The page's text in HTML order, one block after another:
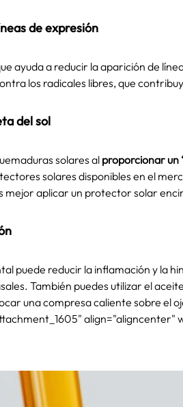
de expresión
ayuda a reducir la aparición de
los radicales libres, que
del sol
solares al proporcionar un
solares disponibles en el
mejor aplicar un protector solar
puede reducir la inflamación y la
También puedes utilizar el
una compresa caliente sobre el
align="aligncenter"